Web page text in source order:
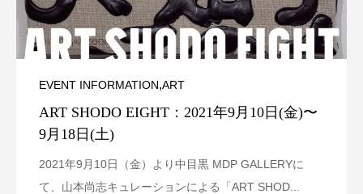
EVENT INFORMATION,ART
ART SHODO EIGHT：2021年9月10日(金)〜
9月18日(土)
2021年9月10日（金）より中目黒 MDP GALLERYに
て、山本尚志キュレーションによる「ART SHOD...